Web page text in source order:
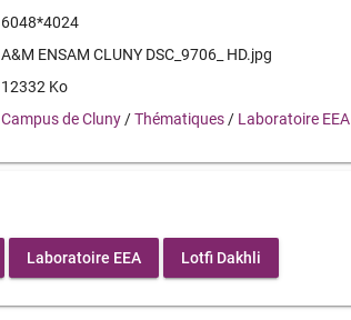
6048*4024
A&M ENSAM CLUNY DSC_9706_ HD.jpg
12332 Ko
Campus de Cluny /Thématiques / Laboratoire EEA
Laboratoire EEA Lotfi Dakhli